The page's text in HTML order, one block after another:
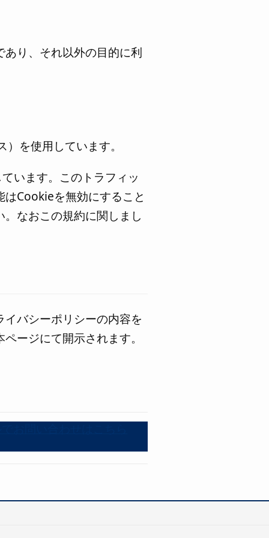
り、それ以外の目的に利
を使用しています。
います。このトラフィッ
Cookieを無効にすること
なおこの規約に関しまし
バシーポリシーの内容を
ージにて開示されます。